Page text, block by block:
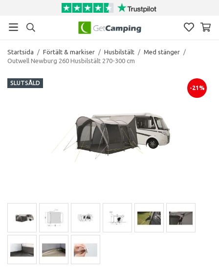
Startsida / Förtält & markiser / Husbilstält / Med stänger /
Outwell Newburg 260 Husbilstält 270-300 cm
SLUTSÅLD
-21%